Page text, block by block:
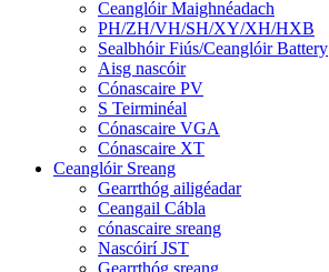
Ceanglóir Maighnéadach
PH/ZH/VH/SH/XY/XH/HXB
Sealbhóir Fiús/Ceanglóir Battery
Aisg nascóir
Cónascaire PV
S Teirminéal
Cónascaire VGA
Cónascaire XT
Ceanglóir Sreang
Gearrthóg ailigéadar
Ceangail Cábla
cónascaire sreang
Nascóirí JST
Gearrthóg sreang